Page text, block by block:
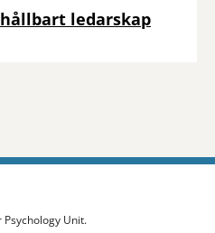
ledarskap
Unit.